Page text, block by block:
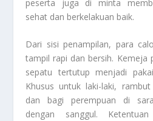
peserta juga di minta
sehat dan berkelakuan baik.
Dari sisi penampilan, para
tampil rapi dan bersih. Kemeja
sepatu tertutup menjadi
Khusus untuk laki-laki,
dan bagi perempuan di
dengan sanggul.